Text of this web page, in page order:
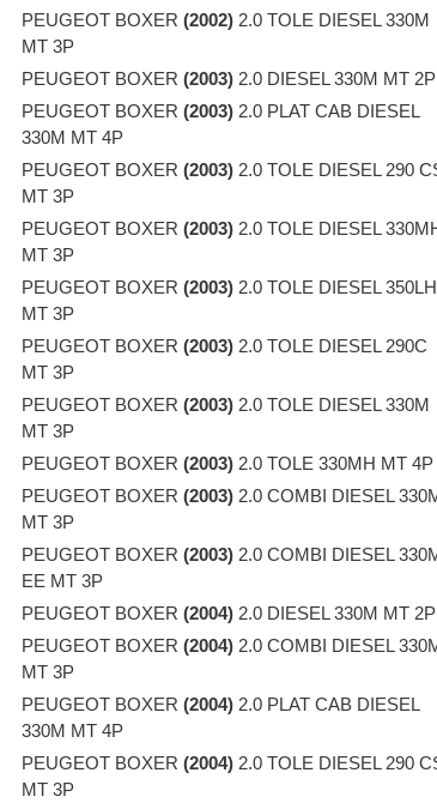
PEUGEOT BOXER (2002) 2.0 TOLE DIESEL 330M
MT 3P
PEUGEOT BOXER (2003) 2.0 DIESEL 330M MT 2P
PEUGEOT BOXER (2003) 2.0 PLAT CAB DIESEL
330M MT 4P
PEUGEOT BOXER (2003) 2.0 TOLE DIESEL 290
MT 3P
PEUGEOT BOXER (2003) 2.0 TOLE DIESEL
MT 3P
PEUGEOT BOXER (2003) 2.0 TOLE DIESEL 350LH
MT 3P
PEUGEOT BOXER (2003) 2.0 TOLE DIESEL 290C
MT 3P
PEUGEOT BOXER (2003) 2.0 TOLE DIESEL 330M
MT 3P
PEUGEOT BOXER (2003) 2.0 TOLE 330MH MT 4P
PEUGEOT BOXER (2003) 2.0 COMBI DIESEL
MT 3P
PEUGEOT BOXER (2003) 2.0 COMBI DIESEL
EE MT 3P
PEUGEOT BOXER (2004) 2.0 DIESEL 330M MT 2P
PEUGEOT BOXER (2004) 2.0 COMBI DIESEL
MT 3P
PEUGEOT BOXER (2004) 2.0 PLAT CAB DIESEL
330M MT 4P
PEUGEOT BOXER (2004) 2.0 TOLE DIESEL 290
MT 3P